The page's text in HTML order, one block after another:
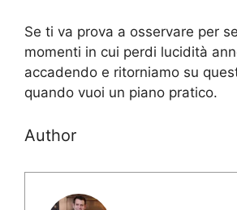
Se ti va prova a osservare per
momenti in cui perdi lucidità
accadendo e ritorniamo su
quando vuoi un piano pratico.
Author